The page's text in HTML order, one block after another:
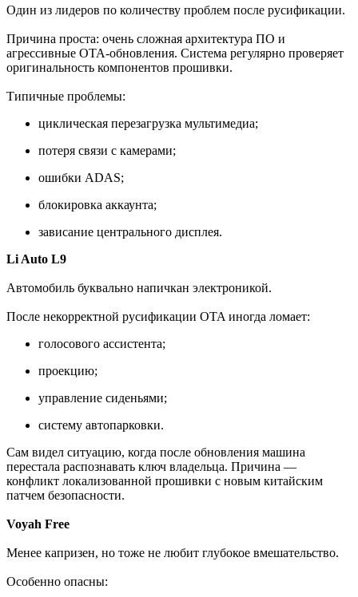
Один из лидеров по количеству проблем после русификации.
Причина проста: очень сложная архитектура ПО и
агрессивные OTA-обновления. Система регулярно проверяет
оригинальность компонентов прошивки.
Типичные проблемы:
циклическая перезагрузка мультимедиа;
потеря связи с камерами;
ошибки ADAS;
блокировка аккаунта;
зависание центрального дисплея.
Li Auto L9
Автомобиль буквально напичкан электроникой.
После некорректной русификации OTA иногда ломает:
голосового ассистента;
проекцию;
управление сиденьями;
систему автопарковки.
Сам видел ситуацию, когда после обновления машина
перестала распознавать ключ владельца. Причина —
конфликт локализованной прошивки с новым китайским
патчем безопасности.
Voyah Free
Менее капризен, но тоже не любит глубокое вмешательство.
Особенно опасны: